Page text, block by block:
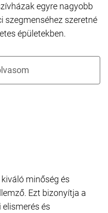
egyre nagyobb
szegmenséhez szeretné
épületekben.
minőség és
Ezt bizonyítja a
és